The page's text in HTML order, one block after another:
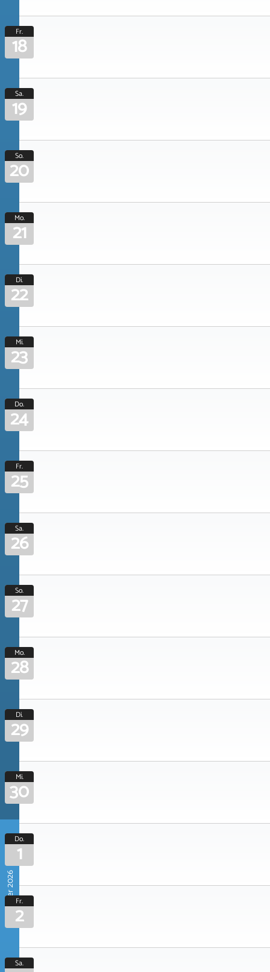
Fr.
18
Sa.
19
So.
20
Mo.
21
Di.
22
Mi.
23
Do.
24
Fr.
25
Sa.
26
So.
27
Mo.
28
Di.
29
Mi.
30
Oktober 2026
Do.
1
Fr.
2
Sa.